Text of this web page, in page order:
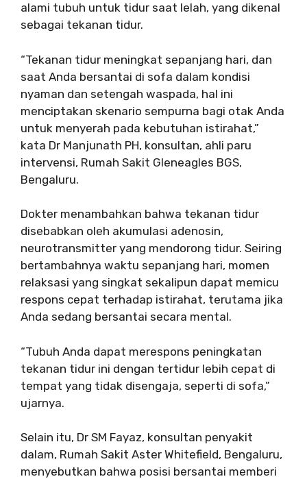
alami tubuh untuk tidur saat lelah, yang dikenal
sebagai tekanan tidur.
“Tekanan tidur meningkat sepanjang hari, dan
saat Anda bersantai di sofa dalam kondisi
nyaman dan setengah waspada, hal ini
menciptakan skenario sempurna bagi otak Anda
untuk menyerah pada kebutuhan istirahat,”
kata Dr Manjunath PH, konsultan, ahli paru
intervensi, Rumah Sakit Gleneagles BGS,
Bengaluru.
Dokter menambahkan bahwa tekanan tidur
disebabkan oleh akumulasi adenosin,
neurotransmitter yang mendorong tidur. Seiring
bertambahnya waktu sepanjang hari, momen
relaksasi yang singkat sekalipun dapat memicu
respons cepat terhadap istirahat, terutama jika
Anda sedang bersantai secara mental.
“Tubuh Anda dapat merespons peningkatan
tekanan tidur ini dengan tertidur lebih cepat di
tempat yang tidak disengaja, seperti di sofa,”
ujarnya.
Selain itu, Dr SM Fayaz, konsultan penyakit
dalam, Rumah Sakit Aster Whitefield, Bengaluru,
menyebutkan bahwa posisi bersantai memberi